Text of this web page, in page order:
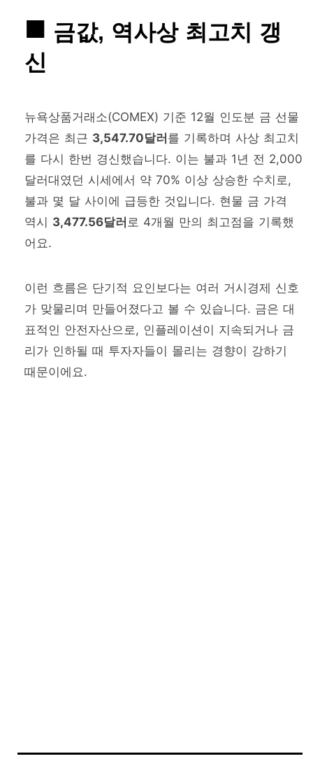
금값, 역사상 최고치 갱
신
뉴욕상품거래소(COMEX) 기준 12월 인도분 금 선물
가격은 최근 3,547.70달러를 기록하며 사상 최고치
를 다시 한번 경신했습니다. 이는 불과 1년 전 2,000
달러대였던 시세에서 약 70% 이상 상승한 수치로,
불과 몇 달 사이에 급등한 것입니다. 현물 금 가격
역시 3,477.56달러 로 4개월 만의 최고점을 기록했
어요.
이런 흐름은 단기적 요인보다는 여러 거시경제 신호
가 맞물리며 만들어졌다고 볼 수 있습니다. 금은 대
표적인 안전자산으로, 인플레이션이 지속되거나 금
리가 인하될 때 투자자들이 몰리는 경향이 강하기
때문이에요.